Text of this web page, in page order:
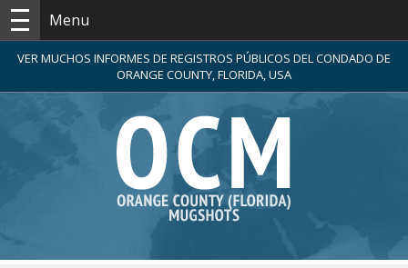
Menu
VER MUCHOS INFORMES DE REGISTROS PÚBLICOS DEL CONDADO DE
ORANGE COUNTY, FLORIDA, USA